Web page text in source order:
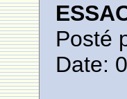
Posté
Date: